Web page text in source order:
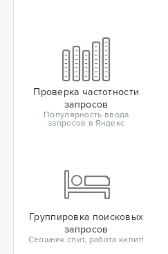
Проверка частотности
запросов
Популярность ввода
запросов в Яндекс
Группировка поисковых
запросов
Сеошник спит, работа кипит!